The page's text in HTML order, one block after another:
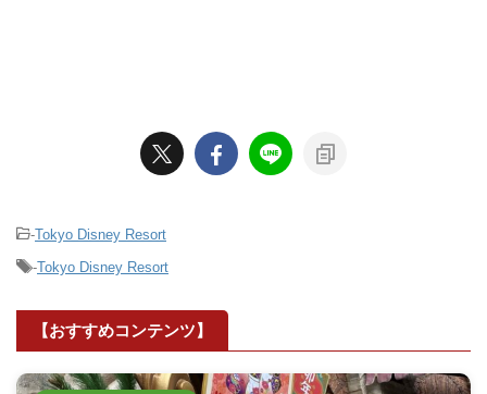
-Tokyo Disney Resort
-Tokyo Disney Resort
【おすすめコンテンツ】